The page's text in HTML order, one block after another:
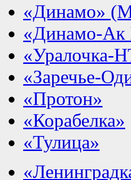
«Динамо»
«Динамо-Ак
«Уралочка-
«Заречье-
«Протон»
«Корабелка»
«Тулица»